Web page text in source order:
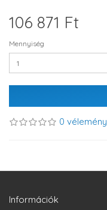
106 871 Ft
Mennyiség
0 vélemény
Információk